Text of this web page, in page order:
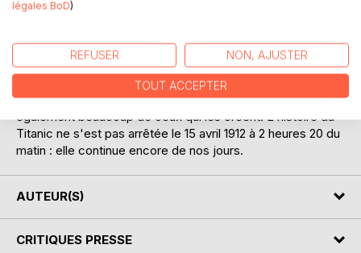
Ce livre se propose donc de reprendre les choses dans
raconter l'histoire du Titanic, à travers le récit de celles et
ceux qui l'ont vécue et des traces qu'elle a laissée. Mais il
s'intéressera aussi à la naissance du mythe qui l'entoure
car, même fausses, les légendes nous apprennent
également beaucoup de ceux qui les créent. L'histoire du
Titanic ne s'est pas arrêtée le 15 avril 1912 à 2 heures 20 du
matin : elle continue encore de nos jours.
AUTEUR(S)
CRITIQUES PRESSE
légales BoD)
REFUSER NON, AJUSTER
TOUT ACCEPTER